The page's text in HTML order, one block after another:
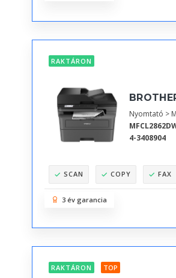
RAKTÁRON
Nyomtató >
4-3408904
SCAN COPY FAX
3 év garancia
RAKTÁRON TOP